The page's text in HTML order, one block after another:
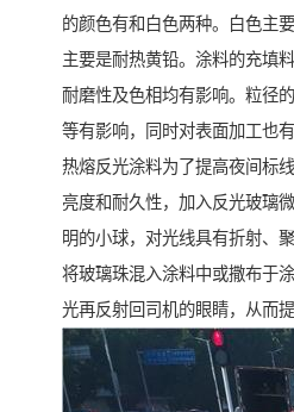
的颜色有和白色两种。白色主
主要是耐热黄铅。涂料的充填
耐磨性及色相均有影响。粒径
等有影响，同时对表面加工也有
热熔反光涂料为了提高夜间标
亮度和耐久性，加入反光玻璃
明的小球，对光线具有折射、
将玻璃珠混入涂料中或撒布于
光再反射回司机的眼睛，从而